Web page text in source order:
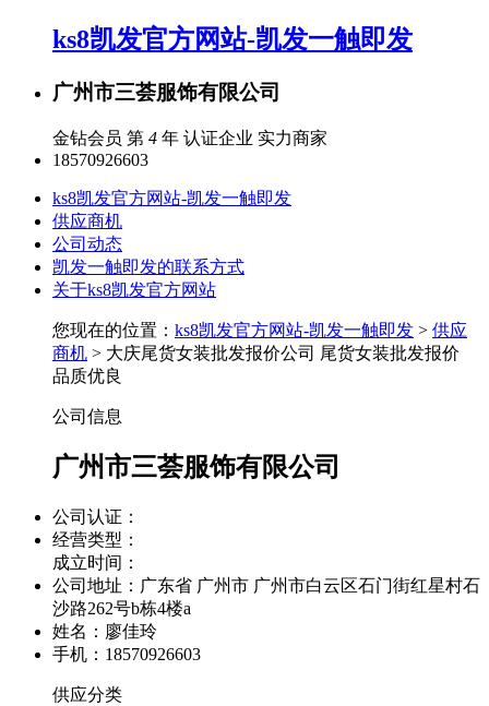
ks8凯发官方网站-凯发一触即发
广州市三荟服饰有限公司
金钻会员 第 4 年 认证企业 实力商家
18570926603
ks8凯发官方网站-凯发一触即发
供应商机
公司动态
凯发一触即发的联系方式
关于ks8凯发官方网站
您现在的位置： ks8凯发官方网站-凯发一触即发 > 供应
商机 > 大庆尾货女装批发报价公司 尾货女装批发报价
品质优良
公司信息
广州市三荟服饰有限公司
公司认证：
经营类型：
成立时间：
公司地址： 广东省 广州市 广州市白云区石门街红星村石
沙路262号b栋4楼a
姓名：廖佳玲
手机：18570926603
供应分类